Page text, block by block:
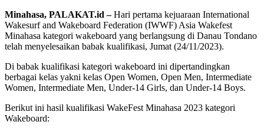
Minahasa, PALAKAT.id –Hari pertama kejuaraan International
Wakesurf and Wakeboard Federation (IWWF) Asia Wakefest
Minahasa kategori wakeboard yang berlangsung di Danau Tondano
telah menyelesaikan babak kualifikasi, Jumat (24/11/2023).
Di babak kualifikasi kategori wakeboard ini dipertandingkan
berbagai kelas yakni kelas Open Women, Open Men, Intermediate
Women, Intermediate Men, Under-14 Girls, dan Under-14 Boys.
Berikut ini hasil kualifikasi WakeFest Minahasa 2023 kategori
Wakeboard: